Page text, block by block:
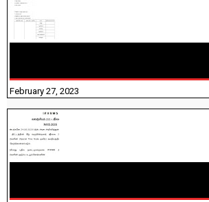
February 27, 2023